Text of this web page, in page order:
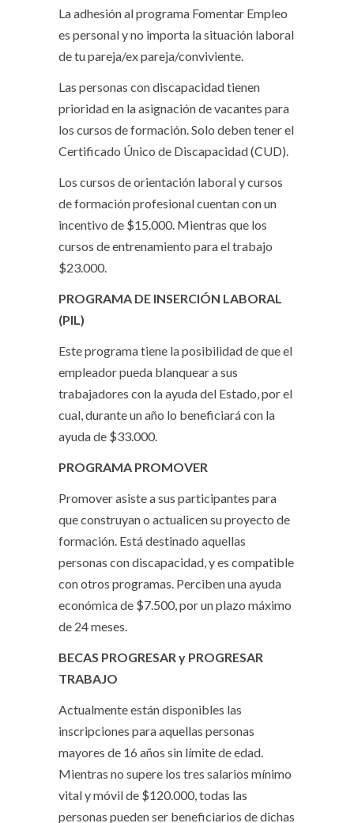
La adhesión al programa Fomentar Empleo
es personal y no importa la situación laboral
de tu pareja/ex pareja/conviviente.
Las personas con discapacidad tienen
prioridad en la asignación de vacantes para
los cursos de formación. Solo deben tener el
Certificado Único de Discapacidad (CUD).
Los cursos de orientación laboral y cursos
de formación profesional cuentan con un
incentivo de $15.000. Mientras que los
cursos de entrenamiento para el trabajo
$23.000.
PROGRAMA DE INSERCIÓN LABORAL
(PIL)
Este programa tiene la posibilidad de que el
empleador pueda blanquear a sus
trabajadores con la ayuda del Estado, por el
cual, durante un año lo beneficiará con la
ayuda de $33.000.
PROGRAMA PROMOVER
Promover asiste a sus participantes para
que construyan o actualicen su proyecto de
formación. Está destinado aquellas
personas con discapacidad, y es compatible
con otros programas. Perciben una ayuda
económica de $7.500, por un plazo máximo
de 24 meses.
BECAS PROGRESAR y PROGRESAR
TRABAJO
Actualmente están disponibles las
inscripciones para aquellas personas
mayores de 16 años sin límite de edad.
Mientras no supere los tres salarios mínimo
vital y móvil de $120.000, todas las
personas pueden ser beneficiarios de dichas